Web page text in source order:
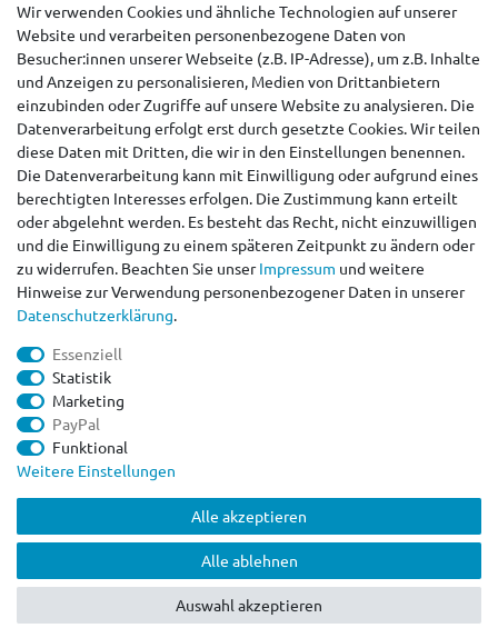
Service
Zahlungsarten
Versandarten & -kosten
Kontakt
Widerrufsrecht
Widerruf erklären
AGB
Impressum
Datenschutzerklärung
Barrierefreiheitserklärung
Kontakt
+49 (0)39203/ 962101
info@peteo.de
Mo. - Fr. 9.30 - 15.30 Uhr
peteo.de by ACANA Vertrieb Rüll
Wir verwenden Cookies und ähnliche Technologien auf unserer
Website und verarbeiten personenbezogene Daten von
Besucher:innen unserer Webseite (z.B. IP-Adresse), um z.B. Inhalte
und Anzeigen zu personalisieren, Medien von Drittanbietern
einzubinden oder Zugriffe auf unsere Website zu analysieren. Die
Datenverarbeitung erfolgt erst durch gesetzte Cookies. Wir teilen
diese Daten mit Dritten, die wir in den Einstellungen benennen.
Die Datenverarbeitung kann mit Einwilligung oder aufgrund eines
berechtigten Interesses erfolgen. Die Zustimmung kann erteilt
oder abgelehnt werden. Es besteht das Recht, nicht einzuwilligen
und die Einwilligung zu einem späteren Zeitpunkt zu ändern oder
zu widerrufen. Beachten Sie unserImpressum und weitere
Hinweise zur Verwendung personenbezogener Daten in unserer
Daten­schutz­erklärung.
Essenziell
Statistik
Marketing
PayPal
Funktional
Weitere Einstellungen
Alle akzeptieren
Alle ablehnen
Auswahl akzeptieren